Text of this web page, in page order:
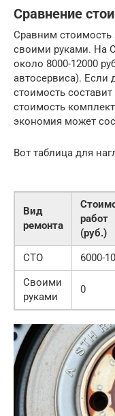
Сравнение
Сравним
своими руками. На
около 8000-12000
автосервиса). Если
стоимость
стоимость
экономия может
Вот таблица для
Вид
ремонта
работ
(руб.)
СТО
6000-
Своими
руками
0